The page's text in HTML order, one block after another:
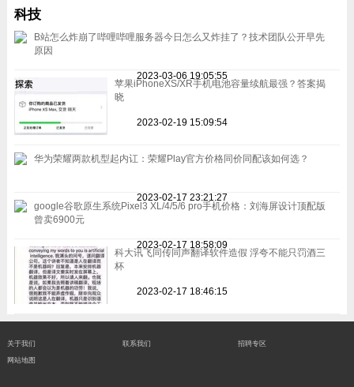
科技
B站怎么炸崩了哔哩哔哩服务器今日怎么又炸挂了？技术团队公开早先
原因
2023-03-06 19:05:55
苹果iPhoneXS/XR手机电池容量续航最强？答案揭
晓
2023-02-19 15:09:54
华为荣耀两款机型起内讧：荣耀Play官方价格同价同配该如何选？
2023-02-17 23:21:27
google谷歌原生系统Pixel3 XL/4/5/6 pro手机价格：刘海屏设计顶配版
曾卖6900元
2023-02-17 18:58:09
科大讯飞同传同声翻译软件造假 浮夸不能只罚酒三
杯
2023-02-17 18:46:15
关于我们 联系我们 招聘专区
网站地图